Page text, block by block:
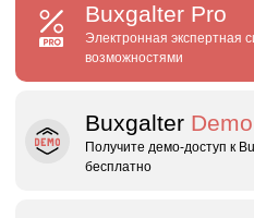
Buxgalter Pro
Электронная экспертная
возможностями
Buxgalter Demo
Получите демо‑доступ к
бесплатно